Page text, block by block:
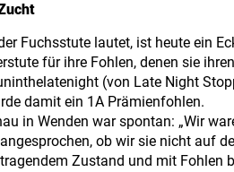
Fuchsstute lautet, ist heute ein
für ihre Fohlen, denen sie
(von Late Night
damit ein 1A Prämienfohlen.
in Wenden war spontan: „Wir
ob wir sie nicht auf
Zustand und mit Fohlen